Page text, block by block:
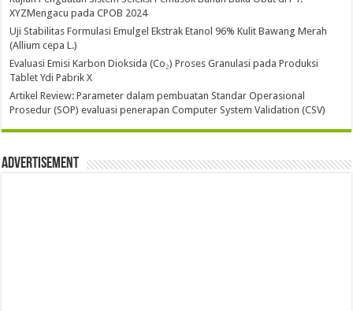
XYZMengacu pada CPOB 2024
Uji Stabilitas Formulasi Emulgel Ekstrak Etanol 96% Kulit Bawang Merah
(Allium cepa L.)
Evaluasi Emisi Karbon Dioksida (Co₂) Proses Granulasi pada Produksi
Tablet Ydi Pabrik X
Artikel Review: Parameter dalam pembuatan Standar Operasional
Prosedur (SOP) evaluasi penerapan Computer System Validation (CSV)
Advertisement